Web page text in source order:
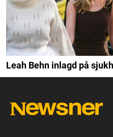
Leah Behn inlagd på